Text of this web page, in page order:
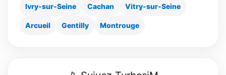
Ivry-sur-Seine Cachan Vitry-sur-Seine
Arcueil Gentilly Montrouge